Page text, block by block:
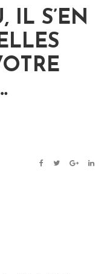
IL S’EN
FACEBOOK
TWITTER